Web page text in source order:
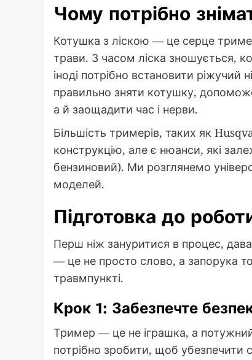
Чому потрібно
Котушка з ліскою — це серце
трави. З часом ліска зношується,
іноді потрібно встановити
правильно зняти котушку,
а й заощадити час і нерви.
Більшість тримерів, таких як
конструкцію, але є нюанси, які
бензиновий). Ми розглянемо
моделей.
Підготовка до
Перш ніж зануритися в процес,
— це не просто слово, а запорука
травмпункті.
Крок 1: Забезпечте
Тример — це не іграшка, а
потрібно зробити, щоб убезпечити